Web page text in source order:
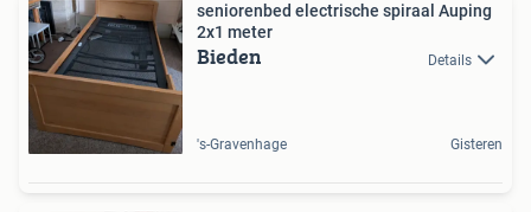
seniorenbed electrische spiraal Auping
2x1 meter
Bieden Details
's-Gravenhage Gisteren